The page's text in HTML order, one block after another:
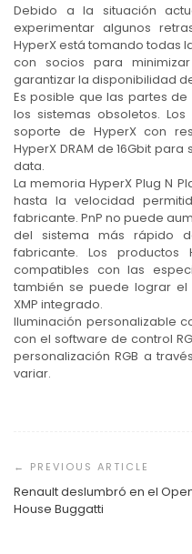
Debido a la situación
experimentar algunos
HyperX está tomando todas
con socios para
garantizar la disponibilidad
Es posible que las partes de
los sistemas obsoletos.
soporte de HyperX con
HyperX DRAM de 16Gbit
data.
La memoria HyperX Plug N
hasta la velocidad
fabricante. PnP no puede
del sistema más rápido
fabricante. Los productos
compatibles con las
también se puede lograr el
XMP integrado.
Iluminación personalizable
con el software de control
personalización RGB a
variar.
de
entradas
Renault deslumbró en el
House Buggatti